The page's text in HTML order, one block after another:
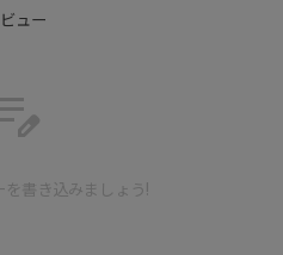
パハイ
ュー
書き込みましょう!